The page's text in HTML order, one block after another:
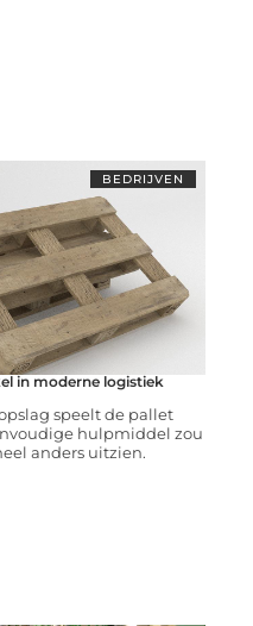
BEDRIJVEN
in moderne logistiek
speelt de pallet
hulpmiddel zou
anders uitzien.